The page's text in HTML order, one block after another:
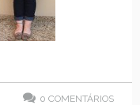
0 COMENTÁRIOS